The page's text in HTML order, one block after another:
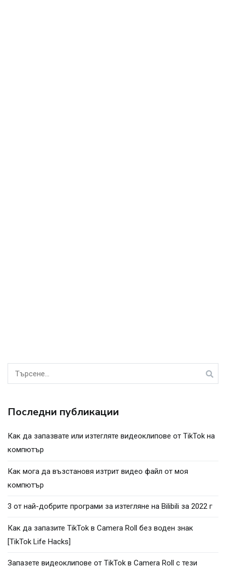
Търсене
за:
Последни публикации
Как да запазвате или изтегляте видеоклипове от TikTok на
компютър
Как мога да възстановя изтрит видео файл от моя
компютър
3 от най-добрите програми за изтегляне на Bilibili за 2022 г
Как да запазите TikTok в Camera Roll без воден знак
[TikTok Life Hacks]
Запазете видеоклипове от TikTok в Camera Roll с тези